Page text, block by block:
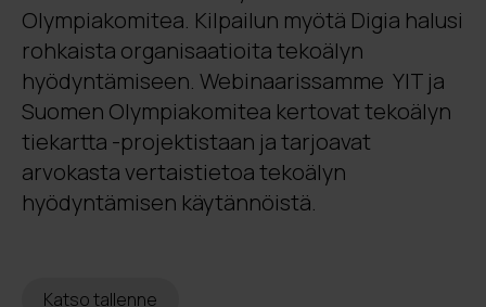
Olympiakomitea. Kilpailun myötä Digia halusi
rohkaista organisaatioita tekoälyn
hyödyntämiseen. Webinaarissamme YIT ja
Suomen Olympiakomitea kertovat tekoälyn
tiekartta -projektistaan ja tarjoavat
arvokasta vertaistietoa tekoälyn
hyödyntämisen käytännöistä.
Katso tallenne